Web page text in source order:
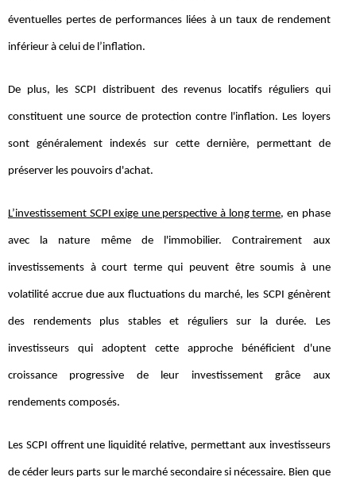
éventuelles pertes de performances liées à un taux de rendement
inférieur à celui de l’inflation.
De plus, les SCPI distribuent des revenus locatifs réguliers qui
constituent une source de protection contre l'inflation. Les loyers
sont généralement indexés sur cette dernière, permettant de
préserver les pouvoirs d'achat.
L’investissement SCPI exige une perspective à long terme, en phase
avec la nature même de l'immobilier. Contrairement aux
investissements à court terme qui peuvent être soumis à une
volatilité accrue due aux fluctuations du marché, les SCPI génèrent
des rendements plus stables et réguliers sur la durée. Les
investisseurs qui adoptent cette approche bénéficient d'une
croissance progressive de leur investissement grâce aux
rendements composés.
Les SCPI offrent une liquidité relative, permettant aux investisseurs
de céder leurs parts sur le marché secondaire si nécessaire. Bien que